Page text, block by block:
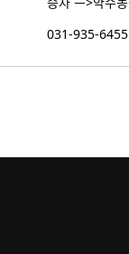
031-935-6455